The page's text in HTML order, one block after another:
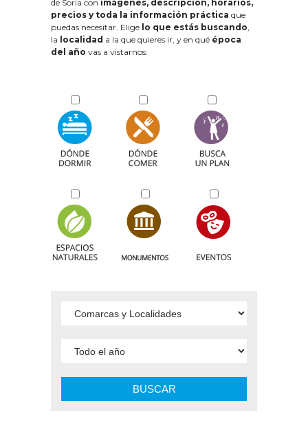
de Soria con imágenes, descripción, horarios,
precios y toda la información práctica que
puedas necesitar. Elige lo que estás buscando,
la localidad a la que quieres ir, y en qué época
del año vas a vistarnos:
BUSCAR